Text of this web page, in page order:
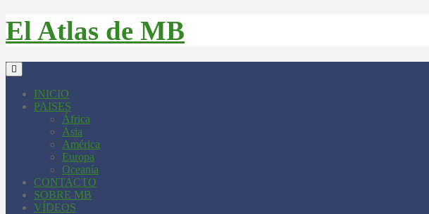
El Atlas de MB
INICIO
PAISES
África
Asia
América
Europa
Oceanía
CONTACTO
SOBRE MB
VÍDEOS